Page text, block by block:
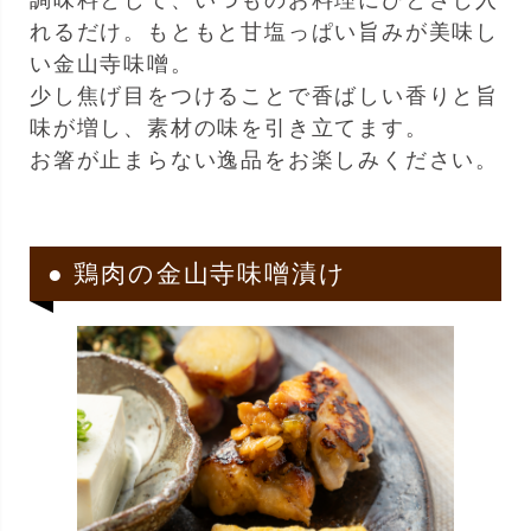
れるだけ。もともと甘塩っぱい旨みが美味し
い金山寺味噌。
少し焦げ目をつけることで香ばしい香りと旨
味が増し、素材の味を引き立てます。
お箸が止まらない逸品をお楽しみください。
● 鶏肉の金山寺味噌漬け